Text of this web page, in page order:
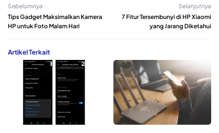
Sebelumnya
Tips Gadget Maksimalkan Kamera
HP untuk Foto Malam Hari
Selanjutnya
7 Fitur Tersembunyi di HP Xiaomi
yang Jarang Diketahui
Artikel Terkait